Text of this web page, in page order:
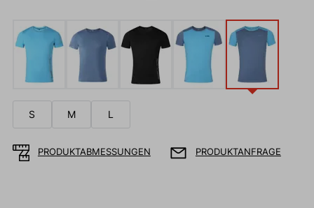
S M L
PRODUKTABMESSUNGEN PRODUKTANFRAGE